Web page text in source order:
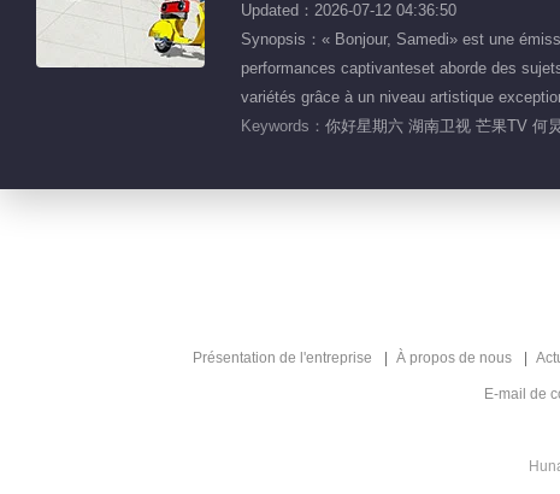
Updated：2026-07-12 04:36:50
Synopsis：« Bonjour, Samedi» est une
performances captivanteset aborde des
variétés grâce à un niveau artistique
Keywords： 你好星期六 湖南卫视 芒果TV 何
Présentation de l'entreprise À propos de nous
E-mail de